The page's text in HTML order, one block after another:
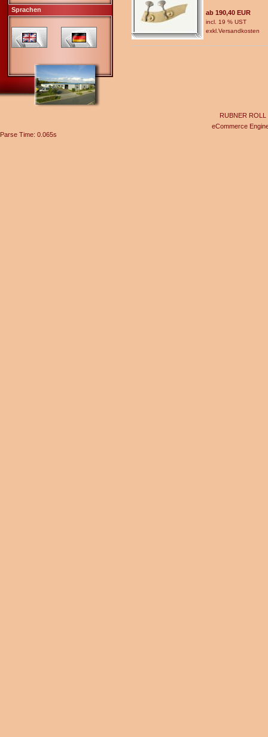
Sprachen ab 190,40 EUR
incl. 19 % UST
exkl. Versandkosten
RUBNER ROLL
eCommerce
Parse Time: 0.065s